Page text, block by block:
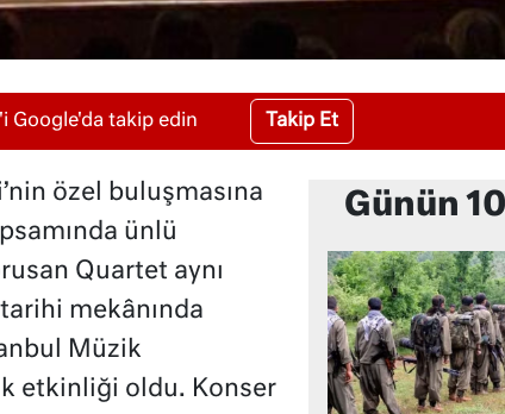
Google'da takip edin Takip Et
özel buluşmasına
ünlü
Quartet aynı
mekânında
Müzik
etkinliği oldu. Konser
Günün